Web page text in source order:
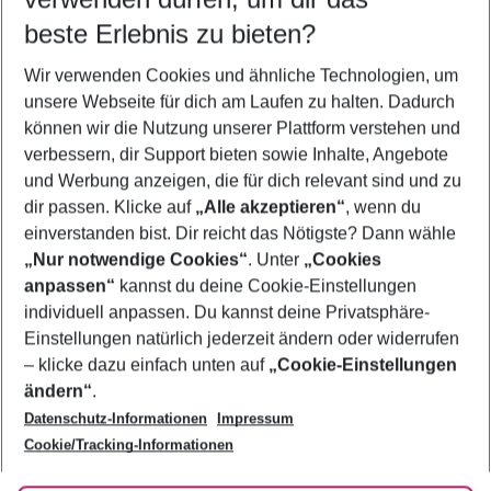
5-8 Nächte
2 Erwachsene Keine Kinder
Mehr Filter anzeigen
Footer
Footer navigation
Über uns
AGB
Bestpreisgarantie
Cookie-Einstellungen ändern
Cookie-Richtlinie
Agenturbetreuung
Barrierefreies Reisen
Folge uns
beste Erlebnis zu bieten?
Wir verwenden Cookies und ähnliche Technologien, um
unsere Webseite für dich am Laufen zu halten. Dadurch
können wir die Nutzung unserer Plattform verstehen und
verbessern, dir Support bieten sowie Inhalte, Angebote
und Werbung anzeigen, die für dich relevant sind und zu
dir passen. Klicke auf „Alle akzeptieren“, wenn du
einverstanden bist. Dir reicht das Nötigste? Dann wähle
„Nur notwendige Cookies“. Unter „Cookies
anpassen“ kannst du deine Cookie-Einstellungen
individuell anpassen. Du kannst deine Privatsphäre-
Einstellungen natürlich jederzeit ändern oder widerrufen
– klicke dazu einfach unten auf „Cookie-Einstellungen
ändern“.
Datenschutz-Informationen
Impressum
Cookie/Tracking-Informationen